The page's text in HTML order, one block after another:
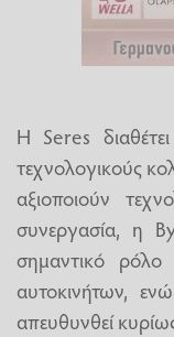
Η Seres
τεχνολογικούς
αξιοποιούν
συνεργασία, η
σημαντικό
αυτοκινήτων,
απευθυνθεί